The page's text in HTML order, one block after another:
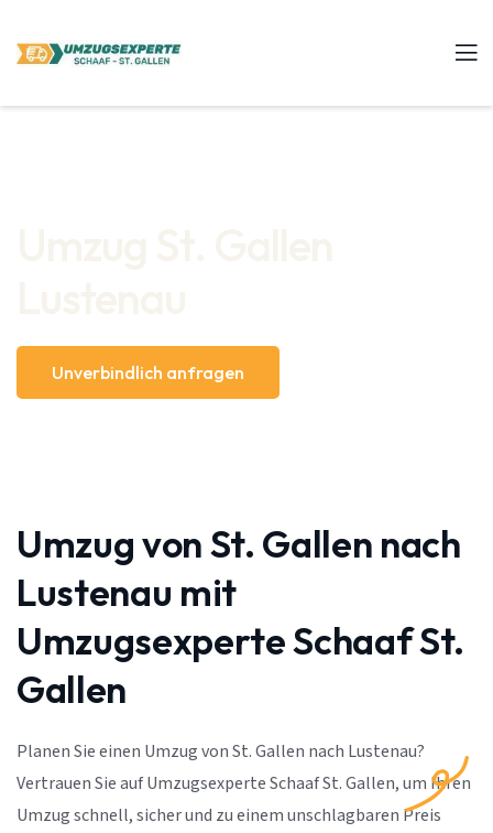
Unverbindlich anfragen
Umzug von St. Gallen nach
Lustenau mit
Umzugsexperte Schaaf St.
Gallen
Planen Sie einen Umzug von St. Gallen nach Lustenau?
Vertrauen Sie auf Umzugsexperte Schaaf St. Gallen, um Ihren
Umzug schnell, sicher und zu einem unschlagbaren Preis